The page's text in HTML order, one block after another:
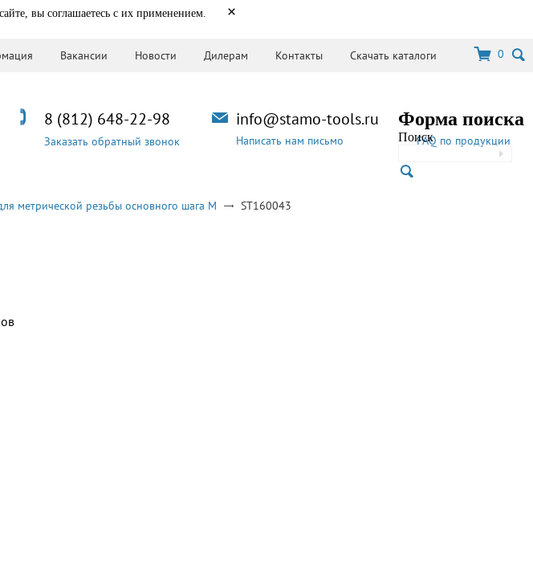
вы соглашаетесь с их применением. ×
Вакансии Новости Дилерам Контакты Скачать каталоги 0
Форма поиска
ПоискFAQ по продукции
info@stamo-tools.ru
Написать нам письмо
8 (812) 648-22-98
Заказать обратный звонок
метрической резьбы основного шага M ST160043